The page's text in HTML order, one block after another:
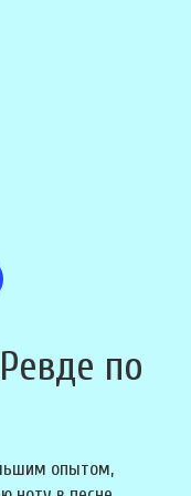
по
опытом,